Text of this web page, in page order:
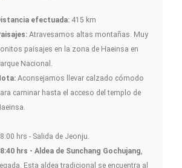
efectuada: 415 km
Atravesamos altas montañas. Muy
paisajes en la zona de Haeinsa en
Nacional.
Aconsejamos llevar calzado cómodo
caminar hasta el acceso del templo de
hrs - Salida de Jeonju.
hrs - Aldea de Sunchang Gochujang
llegada. Esta aldea tradicional se encuentra al